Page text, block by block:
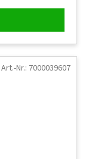
Art.-Nr.: 7000039607